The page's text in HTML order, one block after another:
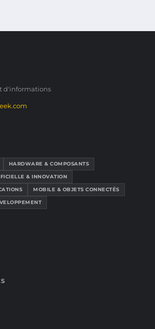
d'informations
HARDWARE & COMPOSANTS
& INNOVATION
MOBILE & OBJETS CONNECTÉS